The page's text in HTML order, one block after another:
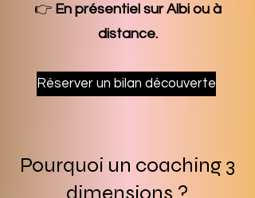
👉 En présentiel sur Albi ou à
distance.
Pourquoi un coaching 3
dimensions ?
Réserver un bilan découverte